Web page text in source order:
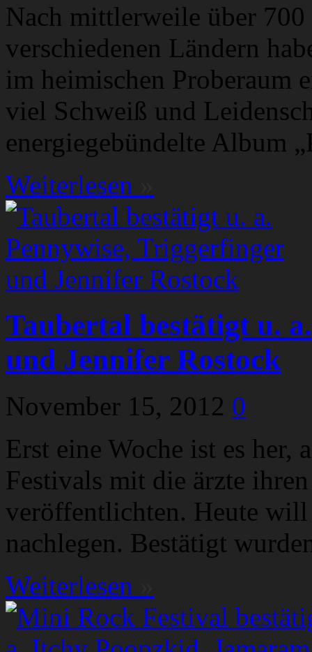
Nach mittlerweile über
verschiedenen Ländern
im heimischen Proberaum
viel Schweiß und
energiegebündelte Album
Weiterlesen
Taubertal bestätigt u.
und Jennifer Rostock
November 15, 2012 0
Erst eine Woche ist es her,
Festivals mit die ärzte
veröffentlichten. Heute
nachlegen. Bestätigt
Weiterlesen